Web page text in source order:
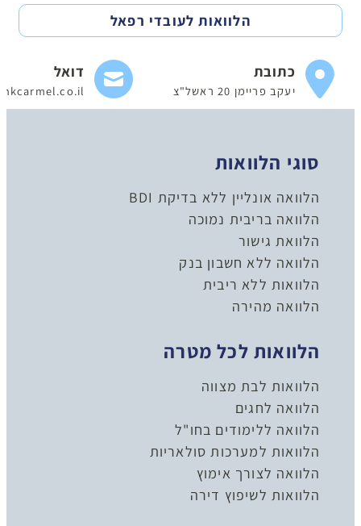
הלוואות לעובדי רפאל
כתובת
יעקב פריימן 20 ראשל"צ
דואל
סוגי הלוואות
הלוואה אונליין ללא בדיקת BDI
הלוואה בריבית נמוכה
הלוואת גישור
הלוואה ללא חשבון בנק
הלוואות ללא ריבית
הלוואה מהירה
הלוואות לכל מטרה
הלוואות לבת מצווה
הלוואה לחגים
הלוואה ללימודים בחו"ל
הלוואות למערכות סולאריות
הלוואה לצורך אימוץ
הלוואות לשיפוץ דירה